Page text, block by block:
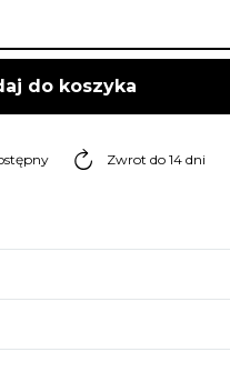
do koszyka
Zwrot do 14 dni